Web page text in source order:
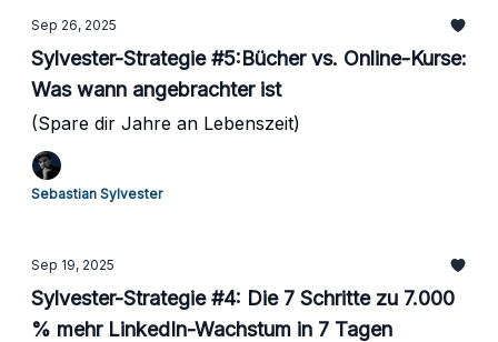
Sep 26, 2025
Sylvester-Strategie #5:Bücher vs. Online-Kurse:
Was wann angebrachter ist
(Spare dir Jahre an Lebenszeit)
Sebastian Sylvester
Sep 19, 2025
Sylvester-Strategie #4: Die 7 Schritte zu 7.000
% mehr LinkedIn-Wachstum in 7 Tagen